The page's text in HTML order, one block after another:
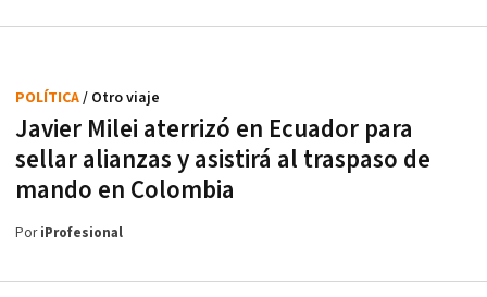
Javier Milei aterrizó en Ecuador para
sellar alianzas y asistirá al traspaso de
mando en Colombia
POLÍTICA/ Otro viaje
PoriProfesional